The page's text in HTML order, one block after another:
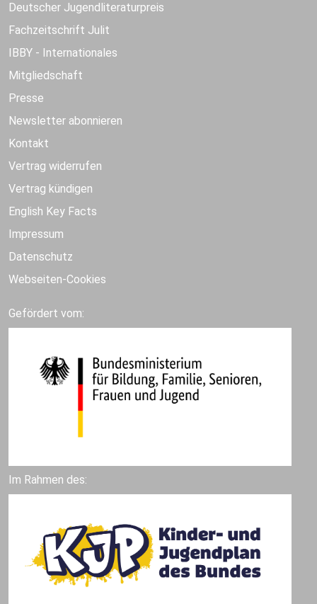
Deutscher Jugendliteraturpreis
Fachzeitschrift Julit
IBBY - Internationales
Mitgliedschaft
Presse
Newsletter abonnieren
Kontakt
Vertrag widerrufen
Vertrag kündigen
English Key Facts
Impressum
Datenschutz
Webseiten-Cookies
Gefördert vom:
Im Rahmen des: